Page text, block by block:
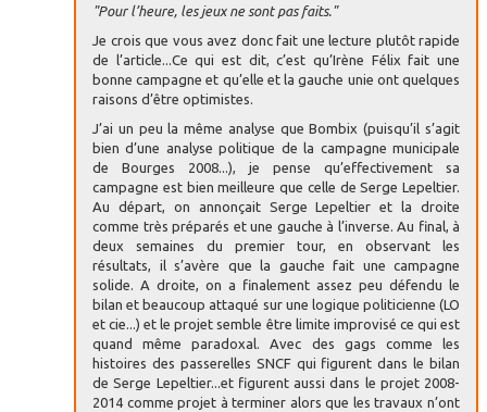
"Pour l’heure, les jeux ne sont pas faits."
Je crois que vous avez donc fait une lecture plutôt rapide
de l’article...Ce qui est dit, c’est qu’Irène Félix fait une
bonne campagne et qu’elle et la gauche unie ont quelques
raisons d’être optimistes.
J’ai un peu la même analyse que Bombix (puisqu’il s’agit
bien d’une analyse politique de la campagne municipale
de Bourges 2008...), je pense qu’effectivement sa
campagne est bien meilleure que celle de Serge Lepeltier.
Au départ, on annonçait Serge Lepeltier et la droite
comme très préparés et une gauche à l’inverse. Au final, à
deux semaines du premier tour, en observant les
résultats, il s’avère que la gauche fait une campagne
solide. A droite, on a finalement assez peu défendu le
bilan et beaucoup attaqué sur une logique politicienne (LO
et cie...) et le projet semble être limite improvisé ce qui est
quand même paradoxal. Avec des gags comme les
histoires des passerelles SNCF qui figurent dans le bilan
de Serge Lepeltier...et figurent aussi dans le projet 2008-
2014 comme projet à terminer alors que les travaux n’ont